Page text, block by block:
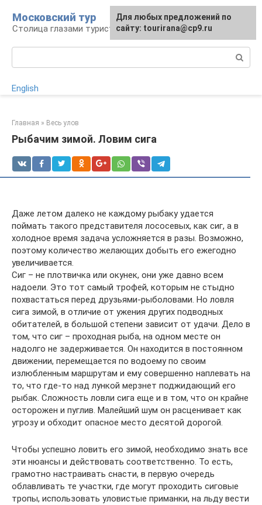
контенту
Московский тур
Столица глазами туриста
English
Главная » Весь улов
Рыбачим зимой. Ловим сига
Даже летом далеко не каждому рыбаку удается
поймать такого представителя лососевых, как сиг, а в
холодное время задача усложняется в разы. Возможно,
поэтому количество желающих добыть его ежегодно
увеличивается.
Сиг – не плотвичка или окунек, они уже давно всем
надоели. Это тот самый трофей, которым не стыдно
похвастаться перед друзьями-рыболовами. Но ловля
сига зимой, в отличие от ужения других подводных
обитателей, в большой степени зависит от удачи. Дело в
том, что сиг – проходная рыба, на одном месте он
надолго не задерживается. Он находится в постоянном
движении, перемещается по водоему по своим
излюбленным маршрутам и ему совершенно наплевать на
то, что где-то над лункой мерзнет поджидающий его
рыбак. Сложность ловли сига еще и в том, что он крайне
осторожен и пуглив. Малейший шум он расценивает как
угрозу и обходит опасное место десятой дорогой.
Чтобы успешно ловить его зимой, необходимо знать все
эти нюансы и действовать соответственно. То есть,
грамотно настраивать снасти, в первую очередь
облавливать те участки, где могут проходить сиговые
тропы, использовать уловистые приманки, на льду вести
Для любых предложений по
сайту: tourirana@cp9.ru